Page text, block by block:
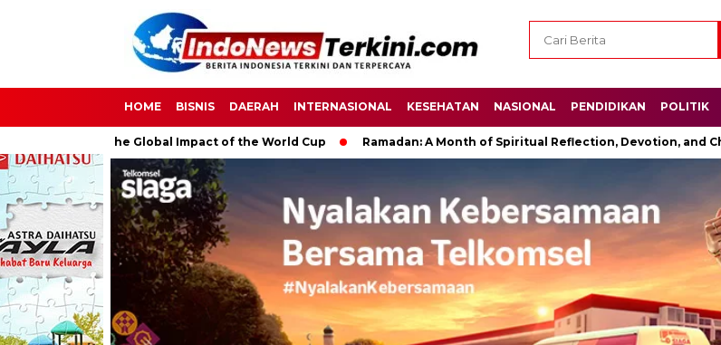
HOME BISNIS DAERAH INTERNASIONAL KESEHATAN NASIONAL PENDIDIKAN POLITIK
The Global Impact of the World Cup Ramadan: A Month of Spiritual Reflection, Devotion, and Charity